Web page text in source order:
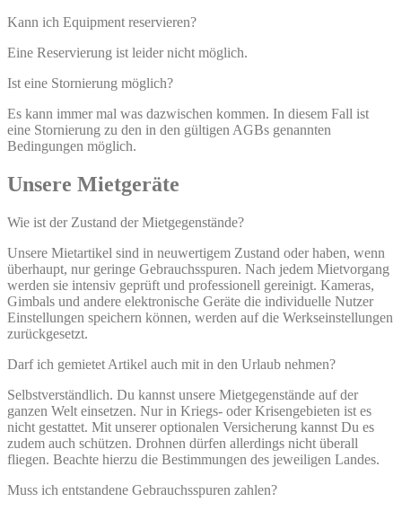
Kann ich Equipment reservieren?
Eine Reservierung ist leider nicht möglich.
Ist eine Stornierung möglich?
Es kann immer mal was dazwischen kommen. In diesem Fall ist
eine Stornierung zu den in den gültigen AGBs genannten
Bedingungen möglich.
Unsere Mietgeräte
Wie ist der Zustand der Mietgegenstände?
Unsere Mietartikel sind in neuwertigem Zustand oder haben, wenn
überhaupt, nur geringe Gebrauchsspuren. Nach jedem Mietvorgang
werden sie intensiv geprüft und professionell gereinigt. Kameras,
Gimbals und andere elektronische Geräte die individuelle Nutzer
Einstellungen speichern können, werden auf die Werkseinstellungen
zurückgesetzt.
Darf ich gemietet Artikel auch mit in den Urlaub nehmen?
Selbstverständlich. Du kannst unsere Mietgegenstände auf der
ganzen Welt einsetzen. Nur in Kriegs- oder Krisengebieten ist es
nicht gestattet. Mit unserer optionalen Versicherung kannst Du es
zudem auch schützen. Drohnen dürfen allerdings nicht überall
fliegen. Beachte hierzu die Bestimmungen des jeweiligen Landes.
Muss ich entstandene Gebrauchsspuren zahlen?